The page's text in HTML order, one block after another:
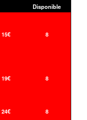
Disponible
8
8
8